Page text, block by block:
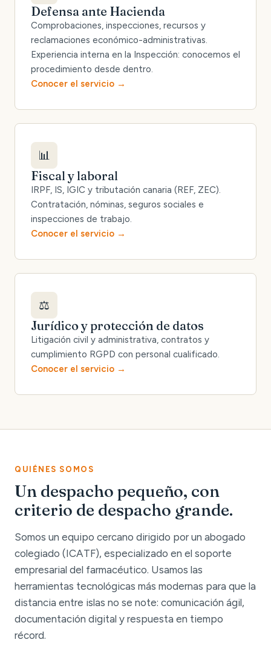
Defensa ante Hacienda
Comprobaciones, inspecciones, recursos y
reclamaciones económico-administrativas.
Experiencia interna en la Inspección: conocemos el
procedimiento desde dentro.
Conocer el servicio
📊
Fiscal y laboral
IRPF, IS, IGIC y tributación canaria (REF, ZEC).
Contratación, nóminas, seguros sociales e
inspecciones de trabajo.
Conocer el servicio
⚖️
Jurídico y protección de datos
Litigación civil y administrativa, contratos y
cumplimiento RGPD con personal cualificado.
Conocer el servicio
QUIÉNES SOMOS
Un despacho pequeño, con
criterio de despacho grande.
Somos un equipo cercano dirigido por un abogado
colegiado (ICATF), especializado en el soporte
empresarial del farmacéutico. Usamos las
herramientas tecnológicas más modernas para que la
distancia entre islas no se note: comunicación ágil,
documentación digital y respuesta en tiempo
récord.